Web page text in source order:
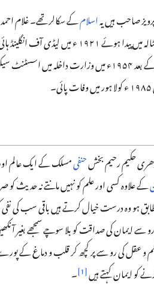
صاحب ہیں یہاسلام
۱۹۰۳ء کو ضلع گرداسپور کے قصبہ بٹالہ میں پیدا ہوئے ۱۹۲۱ ء
سے میٹرک کیا بی اے پاس کرنے کے بعد ۱۹۵۴ء میں وزارت داخلہ
حکیم رحیم بخشحنفیمسلک کے ایک عالم
کے علاوہ کسی اور علم کو نہیں مانتے نہ حدیث
ہو وہ درست خیال کرتے ہیں باقی سب کی
ایمان کی صداقت کو بلا سوچے سمجھے بغیر
علم و عقل کی رو سے پر کچھ کر قلب و دماغ کے
کو ایمان کہتے ہیں[
1
]۔